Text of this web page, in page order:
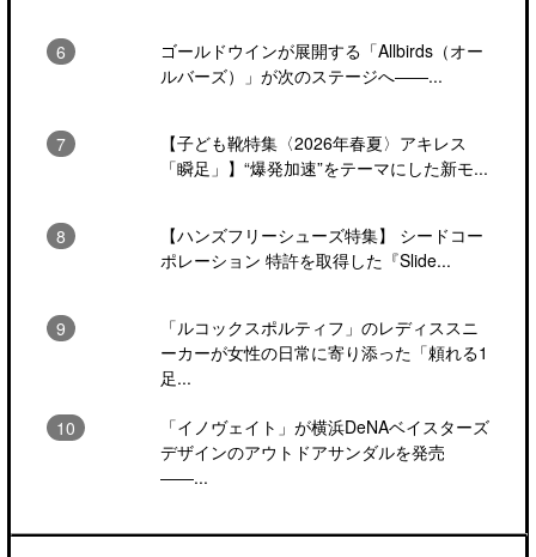
ゴールドウインが展開する「Allbirds（オー
ルバーズ）」が次のステージへ――...
【子ども靴特集〈2026年春夏〉アキレス
「瞬足」】“爆発加速”をテーマにした新モ...
【ハンズフリーシューズ特集】 シードコー
ポレーション 特許を取得した『Slide...
「ルコックスポルティフ」のレディススニ
ーカーが女性の日常に寄り添った「頼れる1
足...
「イノヴェイト」が横浜DeNAベイスターズ
デザインのアウトドアサンダルを発売
――...